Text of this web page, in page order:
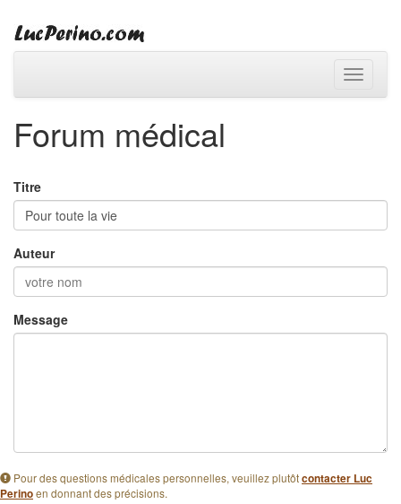
Toggle
Forum médical
Titre
Auteur
Message
Pour des questions médicales personnelles, veuillez plutôtcontacter Luc
Perinoen donnant des précisions.